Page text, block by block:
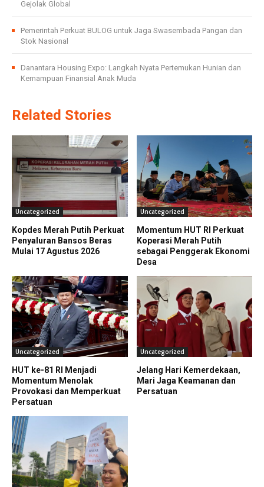
Gejolak Global
Pemerintah Perkuat BULOG untuk Jaga Swasembada Pangan dan
Stok Nasional
Danantara Housing Expo: Langkah Nyata Pertemukan Hunian dan
Kemampuan Finansial Anak Muda
Related Stories
Uncategorized
Kopdes Merah Putih Perkuat
Penyaluran Bansos Beras
Mulai 17 Agustus 2026
Uncategorized
Momentum HUT RI Perkuat
Koperasi Merah Putih
sebagai Penggerak Ekonomi
Desa
Uncategorized
HUT ke-81 RI Menjadi
Momentum Menolak
Provokasi dan Memperkuat
Persatuan
Uncategorized
Jelang Hari Kemerdekaan,
Mari Jaga Keamanan dan
Persatuan